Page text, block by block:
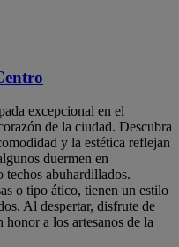
excepcional en el
de la ciudad. Descubra
y la estética reflejan
duermen en
techos abuhardillados.
o tipo ático, tienen un estilo
Al despertar, disfrute de
a los artesanos de la